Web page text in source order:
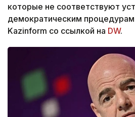
которые не соответствуют
демократическим процедурам
Kazinform со ссылкой на DW.